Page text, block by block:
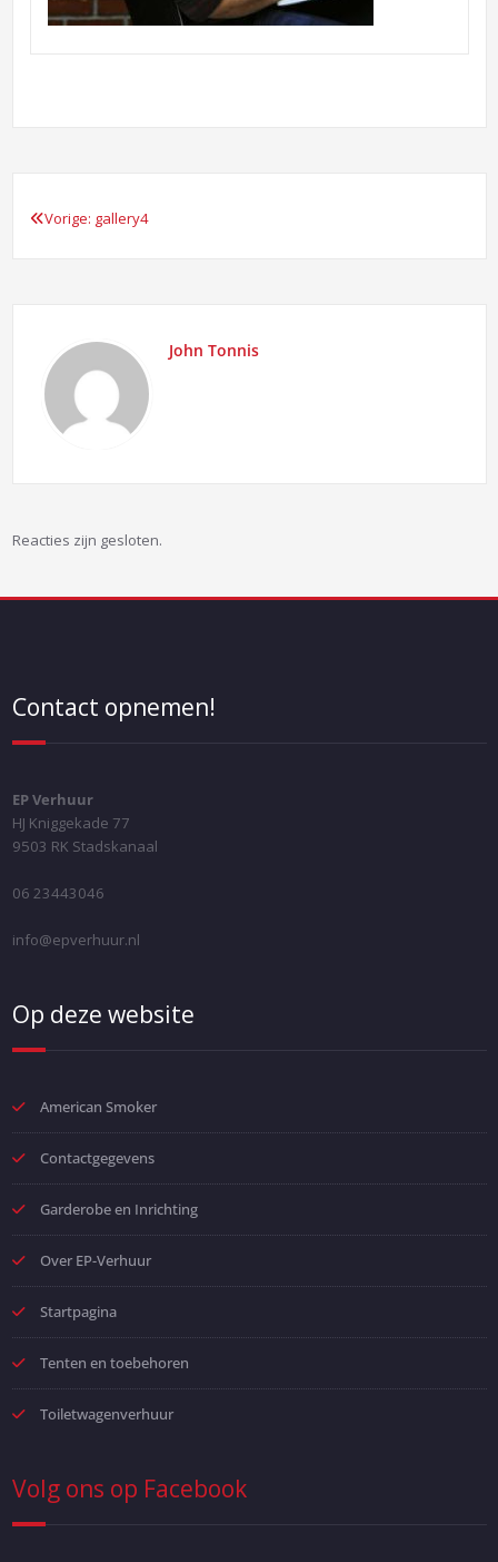
Bericht
Vorige: gallery4
John Tonnis
Reacties zijn gesloten.
Contact opnemen!
EP Verhuur
HJ Kniggekade 77
9503 RK Stadskanaal
06 23443046
info@epverhuur.nl
Op deze website
American Smoker
Contactgegevens
Garderobe en Inrichting
Over EP-Verhuur
Startpagina
Tenten en toebehoren
Toiletwagenverhuur
Volg ons op Facebook